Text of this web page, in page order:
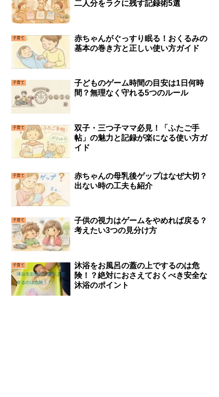
二人分をラクに残す記録術5選
子育て
赤ちゃんがぐっすり眠る！おくるみの
基本の巻き方と正しい使い方ガイド
子育て
子どものゲーム時間の目安は1日何時
間？無理なく守れる5つのルール
子育て
双子・三つ子ママ必見！「ふたご手
帖」の魅力と記録が楽になる使い方ガ
イド
子育て
赤ちゃんの母乳後ゲップはなぜ大切？
出ない時の工夫も紹介
子育て
子供の視力はゲームをやめれば戻る？
考えたい3つの見分け方
子育て
沐浴をお風呂の蓋の上でするのは危
険！？絶対におさえておくべき安全な
沐浴のポイント